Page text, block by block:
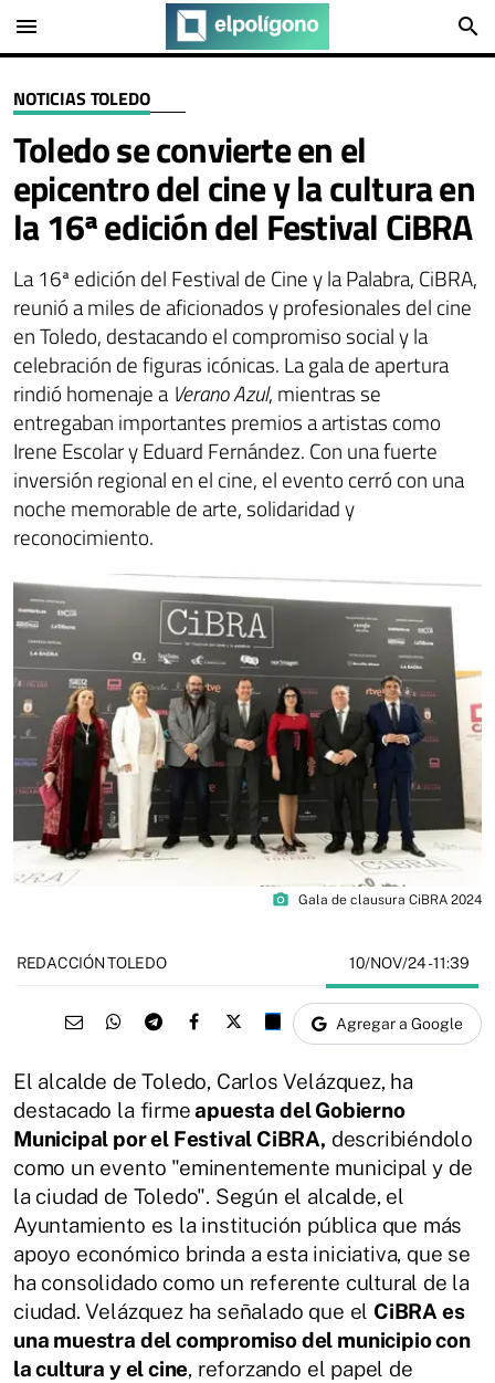
menu search
NOTICIAS TOLEDO
Toledo se convierte en el
epicentro del cine y la cultura en
la 16ª edición del Festival CiBRA
La 16ª edición del Festival de Cine y la Palabra, CiBRA,
reunió a miles de aficionados y profesionales del cine
en Toledo, destacando el compromiso social y la
celebración de figuras icónicas. La gala de apertura
rindió homenaje a Verano Azul, mientras se
entregaban importantes premios a artistas como
Irene Escolar y Eduard Fernández. Con una fuerte
inversión regional en el cine, el evento cerró con una
noche memorable de arte, solidaridad y
reconocimiento.
photo_camera Gala de clausura CiBRA 2024
REDACCIÓN TOLEDO 10/NOV/24- 11:39
Agregar a Google
El alcalde de Toledo, Carlos Velázquez, ha
destacado la firmeapuesta del Gobierno
Municipal por el Festival CiBRA, describiéndolo
como un evento "eminentemente municipal y de
la ciudad de Toledo". Según el alcalde, el
Ayuntamiento es la institución pública que más
apoyo económico brinda a esta iniciativa, que se
ha consolidado como un referente cultural de la
ciudad. Velázquez ha señalado que el CiBRA es
una muestra del compromiso del municipio con
la cultura y el cine, reforzando el papel de